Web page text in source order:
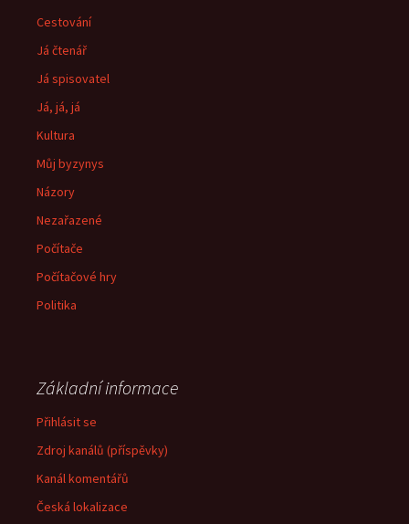
Cestování
Já čtenář
Já spisovatel
Já, já, já
Kultura
Můj byzynys
Názory
Nezařazené
Počítače
Počítačové hry
Politika
Základní informace
Přihlásit se
Zdroj kanálů (příspěvky)
Kanál komentářů
Česká lokalizace